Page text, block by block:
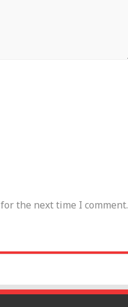
the next time I comment.